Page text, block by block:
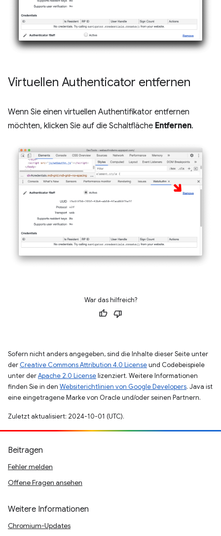
Virtuellen Authenticator entfernen
Wenn Sie einen virtuellen Authentifikator entfernen
möchten, klicken Sie auf die Schaltfläche Entfernen.
War das hilfreich?
Sofern nicht anders angegeben, sind die Inhalte dieser Seite unter
der Creative Commons Attribution 4.0 Licenseund Codebeispiele
unter derApache 2.0 Licenselizenziert. Weitere Informationen
finden Sie in den Websiterichtlinien von Google Developers. Java ist
eine eingetragene Marke von Oracle und/oder seinen Partnern.
Zuletzt aktualisiert: 2024-10-01 (UTC).
Beitragen
Fehler melden
Offene Fragen ansehen
Weitere Informationen
Chromium-Updates